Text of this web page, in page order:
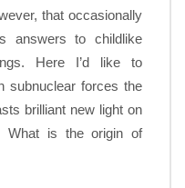
that occasionally
answers to childlike
Here I’d like to
subnuclear forces the
brilliant new light on
What is the origin of